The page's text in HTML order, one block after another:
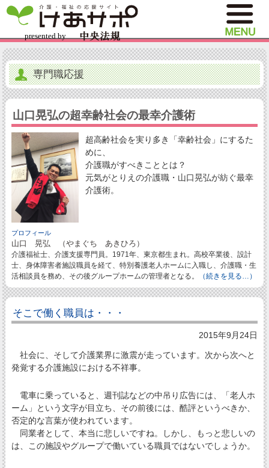
専門職応援
山口晃弘の超幸齢社会の最幸介護術
超高齢社会を実り多き「幸齢社会」にするた
めに、
介護職がすべきこととは？
元気がとりえの介護職・山口晃弘が紡ぐ最幸
介護術。
プロフィール
山口 晃弘 （やまぐち あきひろ）
介護福祉士、介護支援専門員。1971年、東京都生まれ。高校卒業後、設計
士、身体障害者施設職員を経て、特別養護老人ホームに入職し、介護職・生
活相談員を務め、その後グループホームの管理者となる。
（続きを見る…）
そこで働く職員は・・・
2015年9月24日
社会に、そして介護業界に激震が走っています。次から次へと
発覚する介護施設における不祥事。
電車に乗っていると、週刊誌などの中吊り広告には、「老人ホ
ーム」という文字が目立ち、その前後には、酷評というべきか、
否定的な言葉が使われています。
同業者として、本当に悲しいですね。しかし、もっと悲しいの
は、この施設やグループで働いている職員ではないでしょうか。